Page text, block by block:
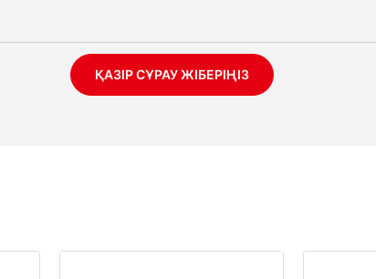
ҚАЗІР СҰРАУ ЖІБЕРІҢІЗ